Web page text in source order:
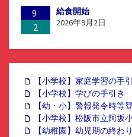
9
2
給食開始
2026年9月2日
【小学校】家庭学習の手
【小学校】学びの手引き
【幼・小】警報発令時等
【小学校】松阪市立阿坂
【幼稚園】幼児期の終わ